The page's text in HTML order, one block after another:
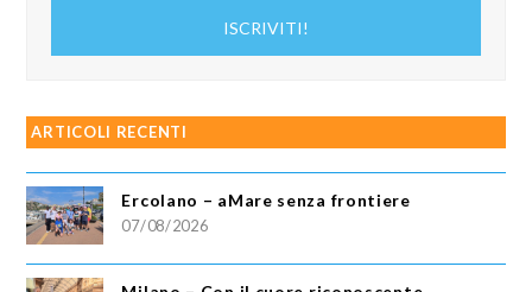
ISCRIVITI!
ARTICOLI RECENTI
Ercolano – aMare senza frontiere
07/08/2026